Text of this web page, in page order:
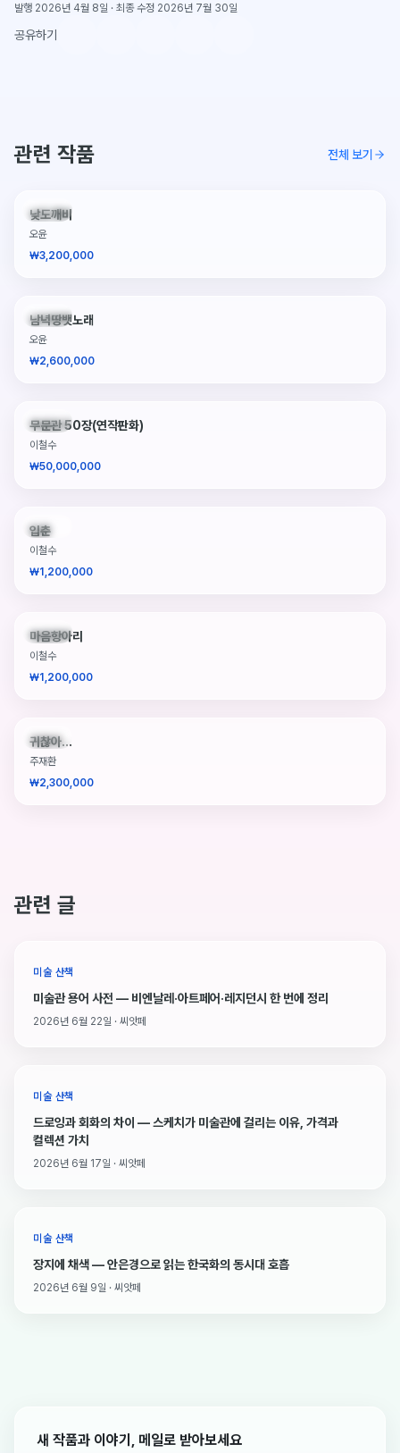
발행 2026년 4월 8일 · 최종 수정 2026년 7월 30일
공유하기
관련 작품 전체 보기
판매중
낮도깨비
오윤
₩3,200,000
판매중
남녁땅뱃노래
오윤
₩2,600,000
판매중
무문관 50장(연작판화)
이철수
₩50,000,000
판매중
입춘
이철수
₩1,200,000
판매중
마음항아리
이철수
₩1,200,000
판매중
귀찮아...
주재환
₩2,300,000
관련 글
미술 산책
미술관 용어 사전 — 비엔날레·아트페어·레지던시 한 번에 정리
2026년 6월 22일 · 씨앗페
미술 산책
드로잉과 회화의 차이 — 스케치가 미술관에 걸리는 이유, 가격과
컬렉션 가치
2026년 6월 17일 · 씨앗페
미술 산책
장지에 채색 — 안은경으로 읽는 한국화의 동시대 호흡
2026년 6월 9일 · 씨앗페
새 작품과 이야기, 메일로 받아보세요